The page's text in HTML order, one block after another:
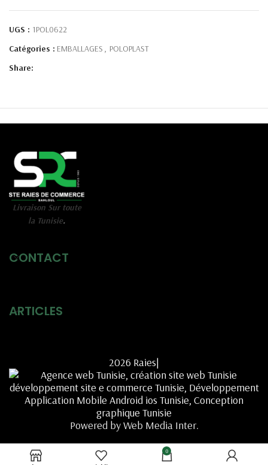
UGS : 1POL0622
Catégories : EMBALLAGES , POLOPLAST
Share:
Livraison Sur toute
la Tunisie.
CONTACT
ARTICLES
2026 Raies|
Powered by Web Media Inter.
0